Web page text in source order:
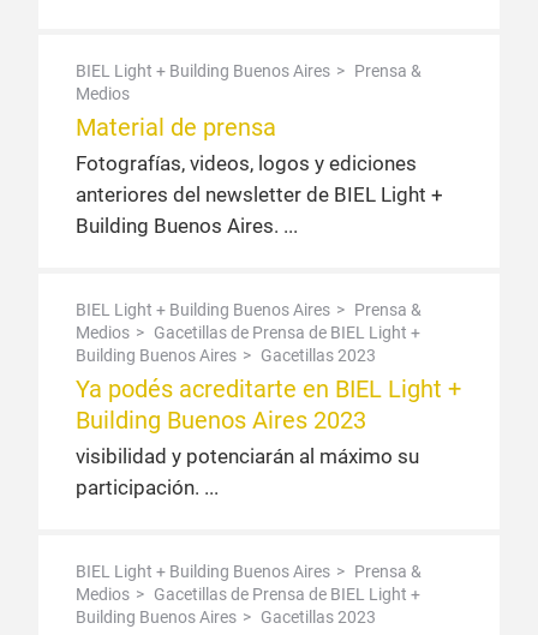
BIEL Light + Building Buenos Aires
Prensa &
Medios
Material de prensa
Fotografías, videos, logos y ediciones
anteriores del newsletter de BIEL Light +
Building Buenos Aires.
BIEL Light + Building Buenos Aires
Prensa &
Medios
Gacetillas de Prensa de BIEL Light +
Building Buenos Aires
Gacetillas 2023
Ya podés acreditarte en BIEL Light +
Building Buenos Aires 2023
visibilidad y potenciarán al máximo su
participación.
BIEL Light + Building Buenos Aires
Prensa &
Medios
Gacetillas de Prensa de BIEL Light +
Building Buenos Aires
Gacetillas 2023